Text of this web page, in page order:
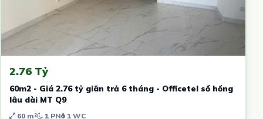
2.76 Tỷ
60m2 - Giá 2.76 tỷ giãn trả 6 tháng - Officetel sổ hồng
lâu dài MT Q9
60 m² 1 PN 1 WC